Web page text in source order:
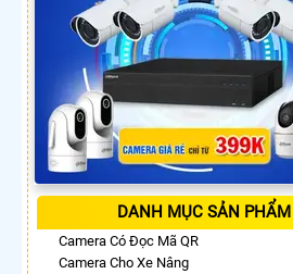
DANH MỤC SẢN PHẨM
Camera Có Đọc Mã QR
Camera Cho Xe Nâng